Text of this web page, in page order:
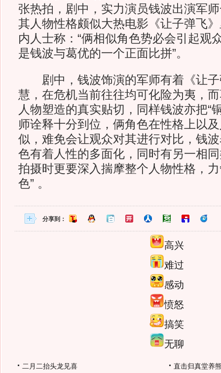
张热拍，剧中，实力演员钱波出演军
其人物性格颇似大热电影《让子弹飞
内人士称：“俩相似角色势必会引起观
是钱波与葛优的一个正面比拼”。
剧中，钱波饰演的军师有着《让子
慧，在危机当前往往均可化险为夷，
人物塑造的真实贴切，同样钱波亦把“
师诠释十分到位，俩角色在性格上以
似，难免会让观众对其进行对比，钱
色有着人性的多面化，同时有另一相
拍摄时更要深入揣摩整个人物性格，
色” 。
分享到：
高兴
难过
感动
愤怒
搞笑
无聊
二月二抬头龙见喜 直击归真堂养